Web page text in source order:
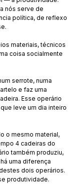
nós serve de
política, de reflexo
materiais, técnicos
coisa socialmente
serrote, numa
e faz uma
Esse operário
leve um dia inteiro
o mesmo material,
4 cadeiras do
também produziu,
uma diferença
dois operários.
produtividade.